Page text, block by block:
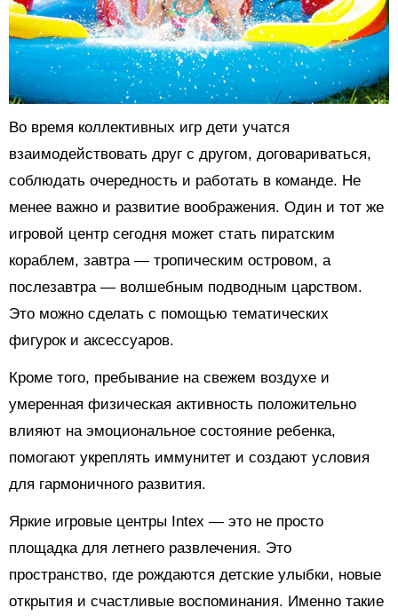
Во время коллективных игр дети учатся
взаимодействовать друг с другом, договариваться,
соблюдать очередность и работать в команде. Не
менее важно и развитие воображения. Один и тот же
игровой центр сегодня может стать пиратским
кораблем, завтра — тропическим островом, а
послезавтра — волшебным подводным царством.
Это можно сделать с помощью тематических
фигурок и аксессуаров.
Кроме того, пребывание на свежем воздухе и
умеренная физическая активность положительно
влияют на эмоциональное состояние ребенка,
помогают укреплять иммунитет и создают условия
для гармоничного развития.
Яркие игровые центры Intex — это не просто
площадка для летнего развлечения. Это
пространство, где рождаются детские улыбки, новые
открытия и счастливые воспоминания. Именно такие